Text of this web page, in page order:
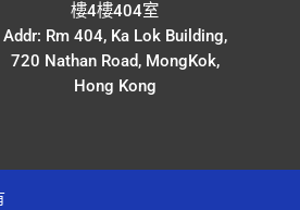
樓4樓404室
Addr: Rm 404, Ka Lok Building,
720 Nathan Road, MongKok,
Hong Kong